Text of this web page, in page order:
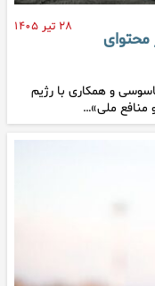
۲۸ تیر ۱۴۰۵
و همکاری با رژیم
ملی»…